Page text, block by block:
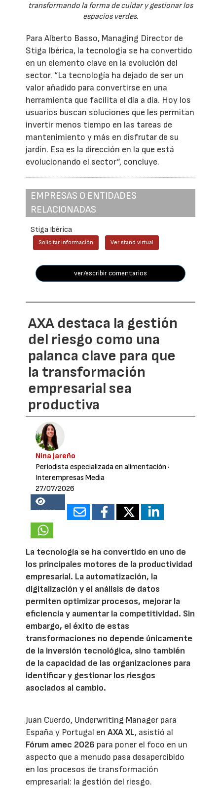
transformando la forma de cuidar y gestionar los
espacios verdes.
Para Alberto Basso, Managing Director de
Stiga Ibérica, la tecnología se ha convertido
en un elemento clave en la evolución del
sector. “La tecnología ha dejado de ser un
valor añadido para convertirse en una
herramienta que facilita el día a día. Hoy los
usuarios buscan soluciones que les permitan
invertir menos tiempo en las tareas de
mantenimiento y más en disfrutar de su
jardín. Esa es la dirección en la que está
evolucionando el sector”, concluye.
EMPRESAS O ENTIDADES
RELACIONADAS
Stiga Ibérica
Solicitar información Ver stand virtual
ver/escribir comentarios
AXA destaca la gestión
del riesgo como una
palanca clave para que
la transformación
empresarial sea
productiva
Nina Jareño
Periodista especializada en alimentación ·
Interempresas Media
27/07/2026
18216
La tecnología se ha convertido en uno de
los principales motores de la productividad
empresarial. La automatización, la
digitalización y el análisis de datos
permiten optimizar procesos, mejorar la
eficiencia y aumentar la competitividad. Sin
embargo, el éxito de estas
transformaciones no depende únicamente
de la inversión tecnológica, sino también
de la capacidad de las organizaciones para
identificar y gestionar los riesgos
asociados al cambio.
Juan Cuerdo, Underwriting Manager para
España y Portugal enAXA XL, asistió al
Fórum amec 2026 para poner el foco en un
aspecto que a menudo pasa desapercibido
en los procesos de transformación
empresarial: la gestión del riesgo.